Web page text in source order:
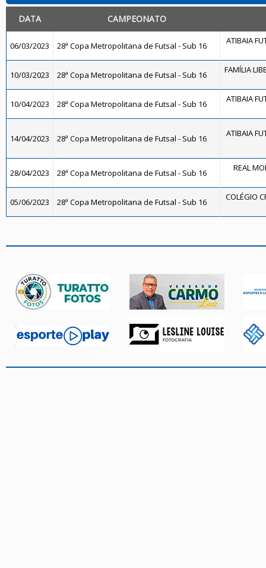
DATA CAMPEONATO
06/03/2023 28ª Copa Metropolitana de Futsal - Sub 16 ATIBAIA
10/03/2023 28ª Copa Metropolitana de Futsal - Sub 16 FAMÍLIA
10/04/2023 28ª Copa Metropolitana de Futsal - Sub 16 ATIBAIA
14/04/2023 28ª Copa Metropolitana de Futsal - Sub 16 ATIBAIA
28/04/2023 28ª Copa Metropolitana de Futsal - Sub 16 REAL
05/06/2023 28ª Copa Metropolitana de Futsal - Sub 16 COLÉGIO